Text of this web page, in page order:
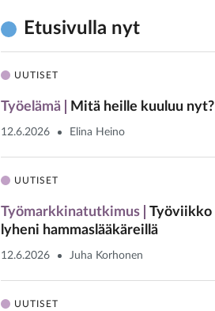
Etusivulla nyt
UUTISET
Työelämä Mitä heille kuuluu nyt?
12.6.2026 Elina Heino
UUTISET
Työmarkkinatutkimus
Työviikko
lyheni hammaslääkäreillä
12.6.2026 Juha Korhonen
UUTISET